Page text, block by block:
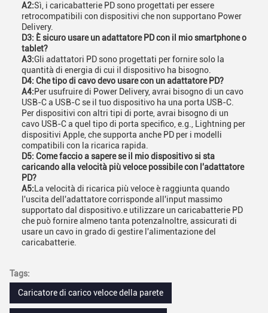
A2:Sì, i caricabatterie PD sono progettati per essere
retrocompatibili con dispositivi che non supportano Power
Delivery.
D3: È sicuro usare un adattatore PD con il mio smartphone o
tablet?
A3:Gli adattatori PD sono progettati per fornire solo la
quantità di energia di cui il dispositivo ha bisogno.
D4: Che tipo di cavo devo usare con un adattatore PD?
A4:Per usufruire di Power Delivery, avrai bisogno di un cavo
USB-C a USB-C se il tuo dispositivo ha una porta USB-C.
Per dispositivi con altri tipi di porte, avrai bisogno di un
cavo USB-C a quel tipo di porta specifico, e.g., Lightning per
dispositivi Apple, che supporta anche PD per i modelli
compatibili con la ricarica rapida.
D5: Come faccio a sapere se il mio dispositivo si sta
caricando alla velocità più veloce possibile con l'adattatore
PD?
A5: La velocità di ricarica più veloce è raggiunta quando
l'uscita dell'adattatore corrisponde all'input massimo
supportato dal dispositivo.e utilizzare un caricabatterie PD
che può fornire almeno tanta potenzaInoltre, assicurati di
usare un cavo in grado di gestire l'alimentazione del
caricabatterie.
Tags:
Caricatore di carico veloce della parete